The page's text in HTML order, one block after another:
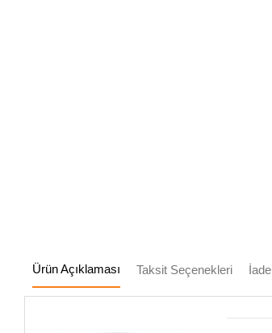
Ürün Açıklaması Taksit Seçenekleri